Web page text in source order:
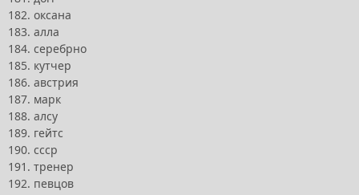
182. оксана
183. алла
184. серебрно
185. кутчер
186. австрия
187. марк
188. алсу
189. гейтс
190. ссср
191. тренер
192. певцов